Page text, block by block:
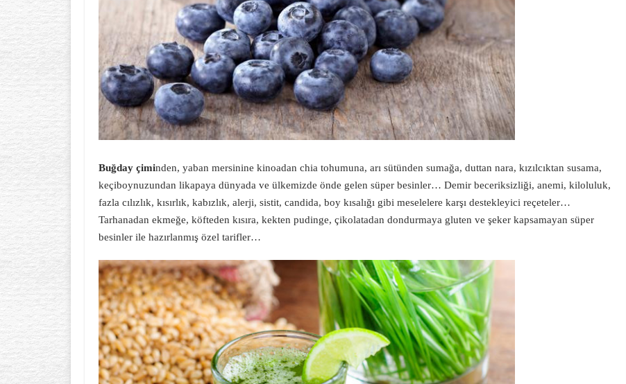
Buğday çiminden, yaban mersinine kinoadan chia tohumuna, arı sütünden sumağa, duttan nara, kızılcıktan susama,
keçiboynuzundan likapaya dünyada ve ülkemizde önde gelen süper besinler… Demir beceriksizliği, anemi, kiloluluk,
fazla cılızlık, kısırlık, kabızlık, alerji, sistit, candida, boy kısalığı gibi meselelere karşı destekleyici reçeteler…
Tarhanadan ekmeğe, köfteden kısıra, kekten pudinge, çikolatadan dondurmaya gluten ve şeker kapsamayan süper
besinler ile hazırlanmış özel tarifler…